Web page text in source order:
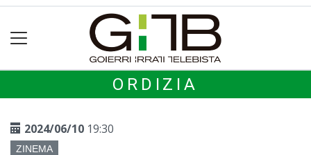
ORDIZIA
2024/06/10 19:30
ZINEMA